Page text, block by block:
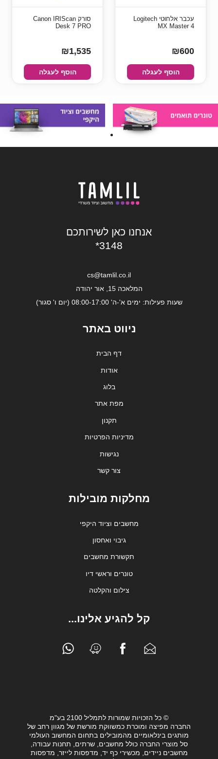
עכבר אלחוטי Logitech
MX Master 4
₪600
הוסף לעגלה
סורק Canon IRIScan
Desk 7 PRO
₪1,535
הוסף לעגלה
אנחנו כאן לשירותכם
*3148
cs@tamlil.co.il
המלאכה 15, אור יהודה
שעות פעילות: ימים א'-ה' 08:00-17:00 (יום ו' סגור)
ניווט באתר
דף הבית
אודות
בלוג
מפת אתר
תקנון
מדיניות הפרטיות
נגישות
צור קשר
מחלקות מובילות
מחשבים וציוד היקפי
גיבוי ואחסון
תקשורת מחשבים
טונרים וראשי דיו
צילום והקלטה
קל להגיע אלינו...
© כל הזכויות שמורות לתמליל 2100 בע"מ
החברה מפיצה ומוכרת כמשווקת מורשת של מגוון רחב של
מותגים בינלאומיים מהמובילים בתחום המחשוב העולמי
סל מוצרי החברה כולל מחשבים, שרתים, תחנות עבודה,
מחשבים ניידים, מכשירי כף יד, מדפסות לייזר, מדפסות